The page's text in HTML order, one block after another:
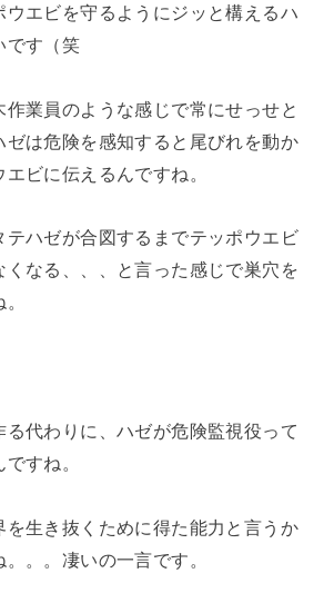
ウエビを守るようにジッと構えるハ
です（笑
業員のような感じで常にせっせと
ゼは危険を感知すると尾びれを動か
ビに伝えるんですね。
テハゼが合図するまでテッポウエビ
くなる、、、と言った感じで巣穴を
る代わりに、ハゼが危険監視役って
すね。
を生き抜くために得た能力と言うか
。。凄いの一言です。